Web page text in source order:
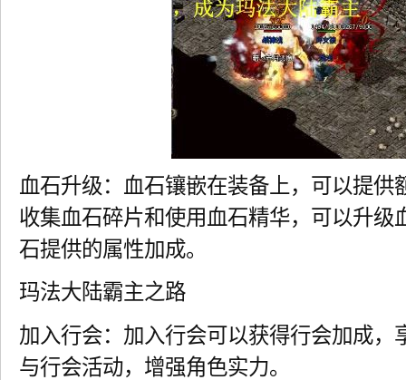
血石升级：血石镶嵌在装备上，可以提供
收集血石碎片和使用血石精华，可以升级
石提供的属性加成。
玛法大陆霸主之路
加入行会：加入行会可以获得行会加成，
与行会活动，增强角色实力。